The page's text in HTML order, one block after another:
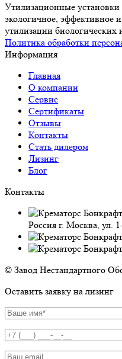
Утилизационные
экологичное, эффективное
утилизации
Политика обработки
Информация
Главная
О компании
Сервис
Сертификаты
Отзывы
Контакты
Стать дилером
Лизинг
Блог
Контакты
Россия г. Москва, ул.
© Завод Нестандартного
Оставить заявку на лизинг